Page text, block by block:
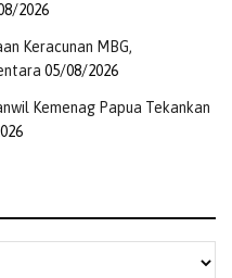
Pj.Sekda
dan Forkopimda
Pemasyarakatan
meninjau serta
kunjungan Wapres
RI Gibran
Papua Selatan pada
2026
Keracunan MBG,
05/08/2026
Kemenag Papua Tekankan